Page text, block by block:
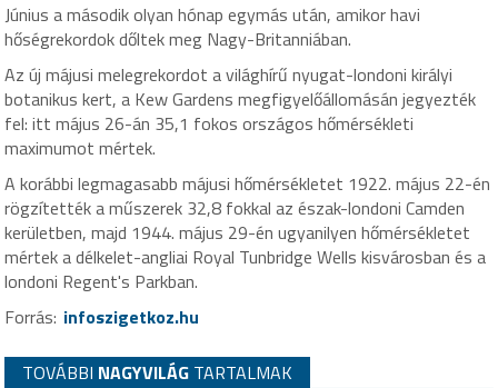
Június a második olyan hónap egymás után, amikor havi
hőségrekordok dőltek meg Nagy-Britanniában.
Az új májusi melegrekordot a világhírű nyugat-londoni királyi
botanikus kert, a Kew Gardens megfigyelőállomásán jegyezték
fel: itt május 26-án 35,1 fokos országos hőmérsékleti
maximumot mértek.
A korábbi legmagasabb májusi hőmérsékletet 1922. május 22-én
rögzítették a műszerek 32,8 fokkal az észak-londoni Camden
kerületben, majd 1944. május 29-én ugyanilyen hőmérsékletet
mértek a délkelet-angliai Royal Tunbridge Wells kisvárosban és a
londoni Regent's Parkban.
Forrás: infoszigetkoz.hu
TOVÁBBI NAGYVILÁG TARTALMAK